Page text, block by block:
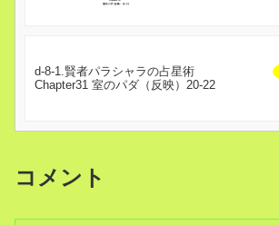
d-8-1.賢者パラシャラの占星術
Chapter31 室のパダ（反映）20-22
コメント